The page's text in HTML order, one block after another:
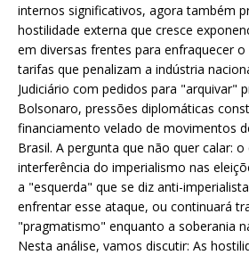
internos significativos, agora também
hostilidade externa que cresce
em diversas frentes para enfraquecer
tarifas que penalizam a indústria
Judiciário com pedidos para "arquivar"
Bolsonaro, pressões diplomáticas
financiamento velado de movimentos
Brasil. A pergunta que não quer calar:
interferência do imperialismo nas
a "esquerda" que se diz anti-
enfrentar esse ataque, ou continuará
"pragmatismo" enquanto a soberania
Nesta análise, vamos discutir: As